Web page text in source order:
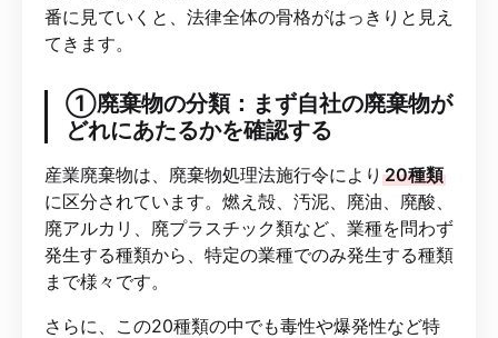
番に見ていくと、法律全体の骨格がはっきりと見え
てきます。
①廃棄物の分類：まず自社の廃棄物が
どれにあたるかを確認する
産業廃棄物は、廃棄物処理法施行令により 20種類
に区分されています。燃え殻、汚泥、廃油、廃酸、
廃アルカリ、廃プラスチック類など、業種を問わず
発生する種類から、特定の業種でのみ発生する種類
まで様々です。
さらに、この20種類の中でも毒性や爆発性など特